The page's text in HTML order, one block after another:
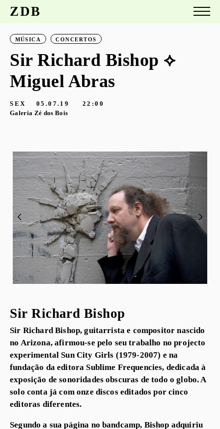
ZDB
MÚSICA CONCERTOS
Sir Richard Bishop ⟡
Miguel Abras
SEX 05.07.19
22:00
Galeria Zé dos Bois
Sir Richard Bishop
Sir Richard Bishop, guitarrista e compositor nascido
no Arizona, afirmou-se pelo seu trabalho no projecto
experimental Sun City Girls (1979-2007) e na
fundação da editora Sublime Frequencies, dedicada à
exposição de sonoridades obscuras de todo o globo. A
solo conta já com onze discos editados por cinco
editoras diferentes.
Segundo a sua página no bandcamp, Bishop adquiriu